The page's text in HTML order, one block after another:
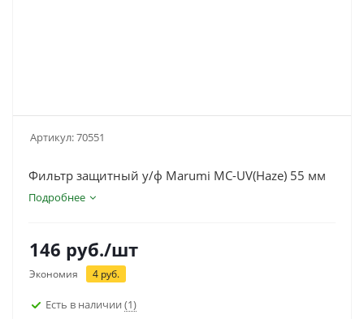
Артикул:70551
Фильтр защитный у/ф Marumi MC-UV(Haze) 55 мм
Подробнее
146 руб./шт
Экономия 4 руб.
Есть в наличии (1)